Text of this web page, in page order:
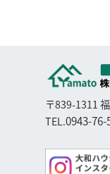
〒839-1311
TEL.0943-76-